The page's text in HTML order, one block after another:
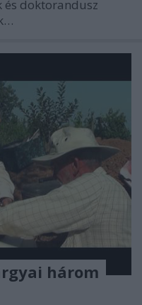
és doktorandusz
három